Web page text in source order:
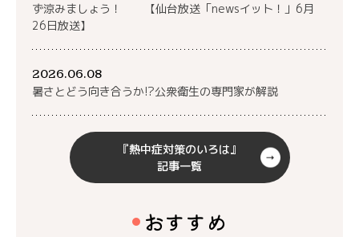
ず涼みましょう！ 【仙台放送「newsイット！」6月
26日放送】
2026.06.08
暑さとどう向き合うか!?公衆衛生の専門家が解説
『熱中症対策のいろは』
記事一覧
おすすめ